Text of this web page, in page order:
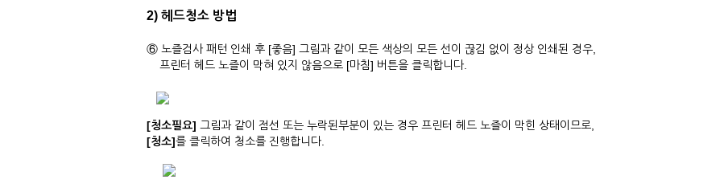
2) 헤드청소 방법
⑥ 노즐검사 패턴 인쇄 후 [좋음] 그림과 같이 모든 색상의 모든 선이 끊김 없이 정상 인쇄된 경우,
프린터 헤드 노즐이 막혀 있지 않음으로 [마침] 버튼을 클릭합니다.
[청소필요] 그림과 같이 점선 또는 누락된부분이 있는 경우 프린터 헤드 노즐이 막힌 상태이므로,
[청소]를 클릭하여 청소를 진행합니다.